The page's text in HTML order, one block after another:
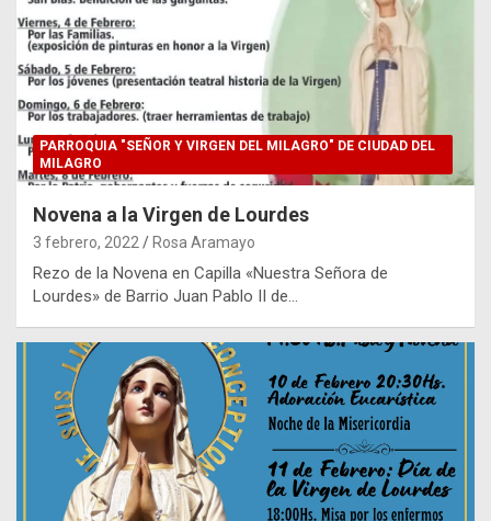
PARROQUIA "SEÑOR Y VIRGEN DEL MILAGRO" DE CIUDAD DEL
MILAGRO
Novena a la Virgen de Lourdes
3 febrero, 2022 Rosa Aramayo
Rezo de la Novena en Capilla «Nuestra Señora de
Lourdes» de Barrio Juan Pablo II de…